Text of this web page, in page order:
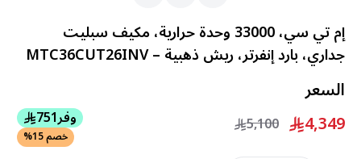
إم تي سي، 33000 وحدة حرارية، مكيف سبليت
جداري، بارد إنفرتر، ريش ذهبية – MTC36CUT26INV
السعر
4,349
5,100 وفر751
خصم 15%